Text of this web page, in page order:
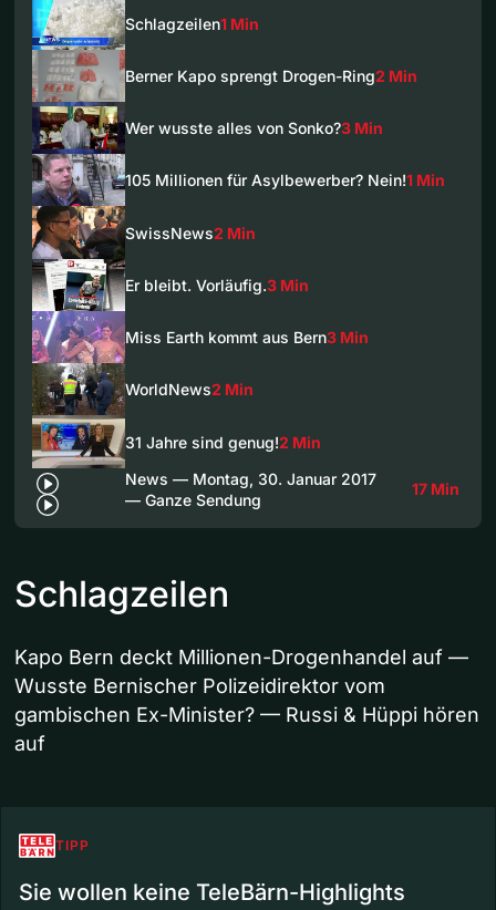
Schlagzeilen1 Min
Berner Kapo sprengt Drogen-Ring2 Min
Wer wusste alles von Sonko?3 Min
105 Millionen für Asylbewerber? Nein!1 Min
SwissNews2 Min
Er bleibt. Vorläufig.3 Min
Miss Earth kommt aus Bern3 Min
WorldNews2 Min
31 Jahre sind genug!2 Min
News — Montag, 30. Januar 2017
— Ganze Sendung
17 Min
Schlagzeilen
Kapo Bern deckt Millionen-Drogenhandel auf —
Wusste Bernischer Polizeidirektor vom
gambischen Ex-Minister? — Russi & Hüppi hören
auf
TIPP
Sie wollen keine TeleBärn-Highlights